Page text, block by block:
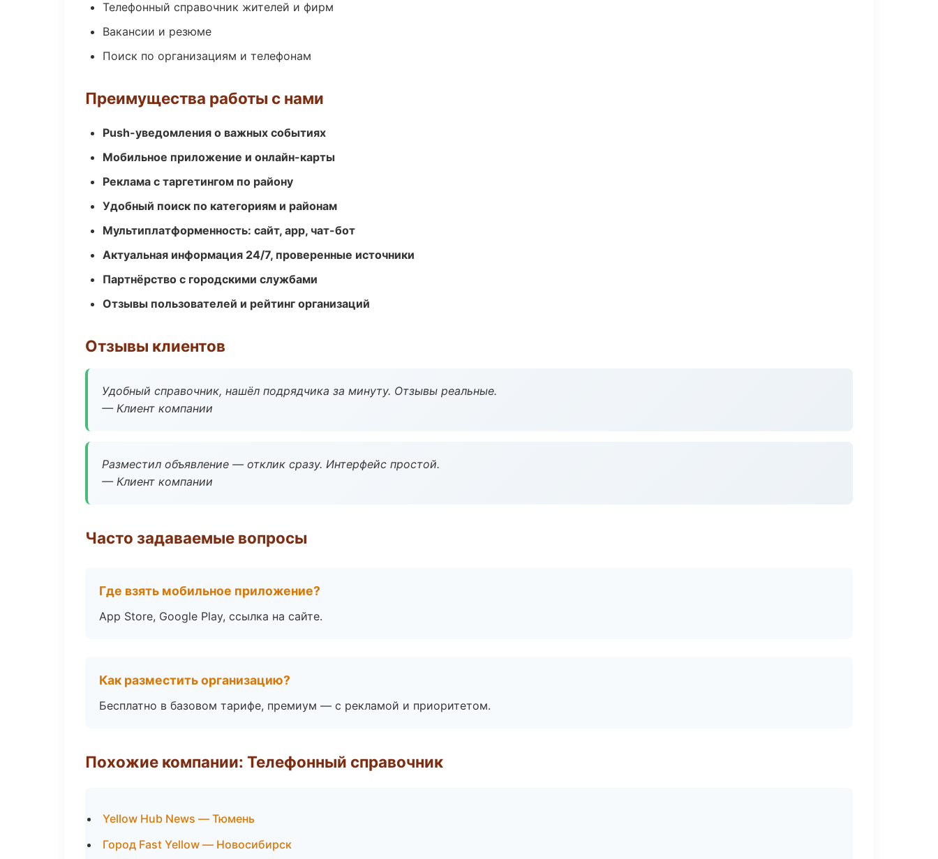
Телефонный справочник жителей и фирм
Вакансии и резюме
Поиск по организациям и телефонам
Преимущества работы с нами
Push-уведомления о важных событиях
Мобильное приложение и онлайн-карты
Реклама с таргетингом по району
Удобный поиск по категориям и районам
Мультиплатформенность: сайт, app, чат-бот
Актуальная информация 24/7, проверенные источники
Партнёрство с городскими службами
Отзывы пользователей и рейтинг организаций
Отзывы клиентов
Удобный справочник, нашёл подрядчика за минуту. Отзывы реальные.
— Клиент компании
Разместил объявление — отклик сразу. Интерфейс простой.
— Клиент компании
Часто задаваемые вопросы
Где взять мобильное приложение?
App Store, Google Play, ссылка на сайте.
Как разместить организацию?
Бесплатно в базовом тарифе, премиум — с рекламой и приоритетом.
Похожие компании: Телефонный справочник
Yellow Hub News — Тюмень
Город Fast Yellow — Новосибирск